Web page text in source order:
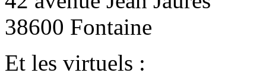
38600 Fontaine
Et les virtuels :